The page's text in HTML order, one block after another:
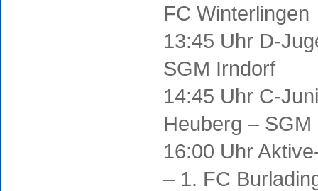
FC Winterlingen
13:45 Uhr D-
SGM Irndorf
14:45 Uhr C-
Heuberg –
16:00 Uhr
– 1. FC